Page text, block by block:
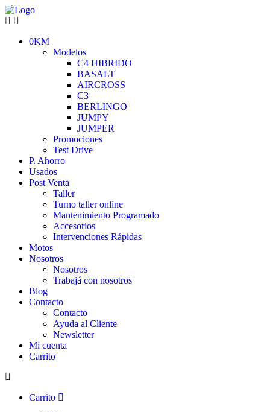
0KM
Modelos
C4 HIBRIDO
BASALT
AIRCROSS
C3
BERLINGO
JUMPY
JUMPER
Promociones
Test Drive
P. Ahorro
Usados
Post Venta
Taller
Turno taller online
Mantenimiento Programado
Accesorios
Intervenciones Rápidas
Motos
Nosotros
Nosotros
Trabajá con nosotros
Blog
Contacto
Contacto
Ayuda al Cliente
Newsletter
Mi cuenta
Carrito
Carrito